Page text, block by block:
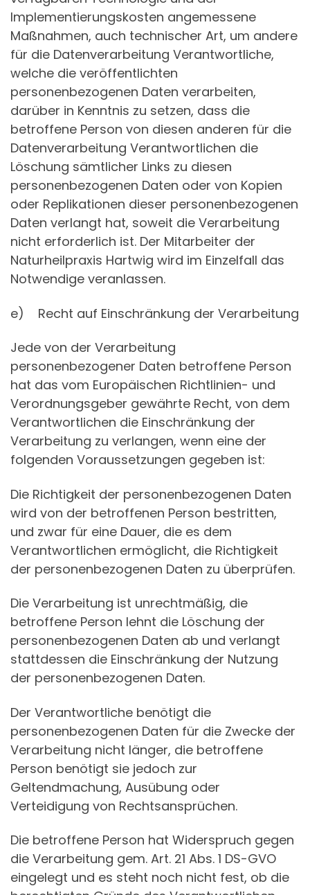
Implementierungskosten angemessene
Maßnahmen, auch technischer Art, um andere
für die Datenverarbeitung Verantwortliche,
welche die veröffentlichten
personenbezogenen Daten verarbeiten,
darüber in Kenntnis zu setzen, dass die
betroffene Person von diesen anderen für die
Datenverarbeitung Verantwortlichen die
Löschung sämtlicher Links zu diesen
personenbezogenen Daten oder von Kopien
oder Replikationen dieser personenbezogenen
Daten verlangt hat, soweit die Verarbeitung
nicht erforderlich ist. Der Mitarbeiter der
Naturheilpraxis Hartwig wird im Einzelfall das
Notwendige veranlassen.
e) Recht auf Einschränkung der Verarbeitung
Jede von der Verarbeitung
personenbezogener Daten betroffene Person
hat das vom Europäischen Richtlinien- und
Verordnungsgeber gewährte Recht, von dem
Verantwortlichen die Einschränkung der
Verarbeitung zu verlangen, wenn eine der
folgenden Voraussetzungen gegeben ist:
Die Richtigkeit der personenbezogenen Daten
wird von der betroffenen Person bestritten,
und zwar für eine Dauer, die es dem
Verantwortlichen ermöglicht, die Richtigkeit
der personenbezogenen Daten zu überprüfen.
Die Verarbeitung ist unrechtmäßig, die
betroffene Person lehnt die Löschung der
personenbezogenen Daten ab und verlangt
stattdessen die Einschränkung der Nutzung
der personenbezogenen Daten.
Der Verantwortliche benötigt die
personenbezogenen Daten für die Zwecke der
Verarbeitung nicht länger, die betroffene
Person benötigt sie jedoch zur
Geltendmachung, Ausübung oder
Verteidigung von Rechtsansprüchen.
Die betroffene Person hat Widerspruch gegen
die Verarbeitung gem. Art. 21 Abs. 1 DS-GVO
eingelegt und es steht noch nicht fest, ob die